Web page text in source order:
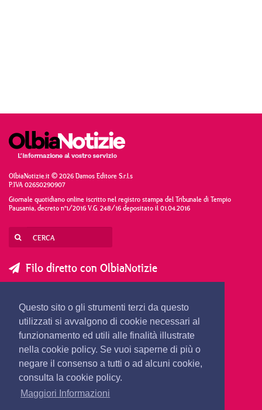
Questo sito o gli strumenti terzi da questo
utilizzati si avvalgono di cookie necessari al
funzionamento ed utili alle finalità illustrate
nella cookie policy. Se vuoi saperne di più o
negare il consenso a tutti o ad alcuni cookie,
consulta la cookie policy.
Maggiori Informazioni
OlbiaNotizie.it © 2026 Damos Editore S.r.l.s
P.IVA 02650290907
Giornale quotidiano online iscritto nel registro stampa del Tribunale di Tempio
Pausania, decreto n°1/2016 V.G. 248/16 depositato il 01.04.2016
Filo diretto con OlbiaNotizie
SEGNALA UNA NOTIZIA
SEGNALA UN EVENTO
redazione@olbianotizie.it